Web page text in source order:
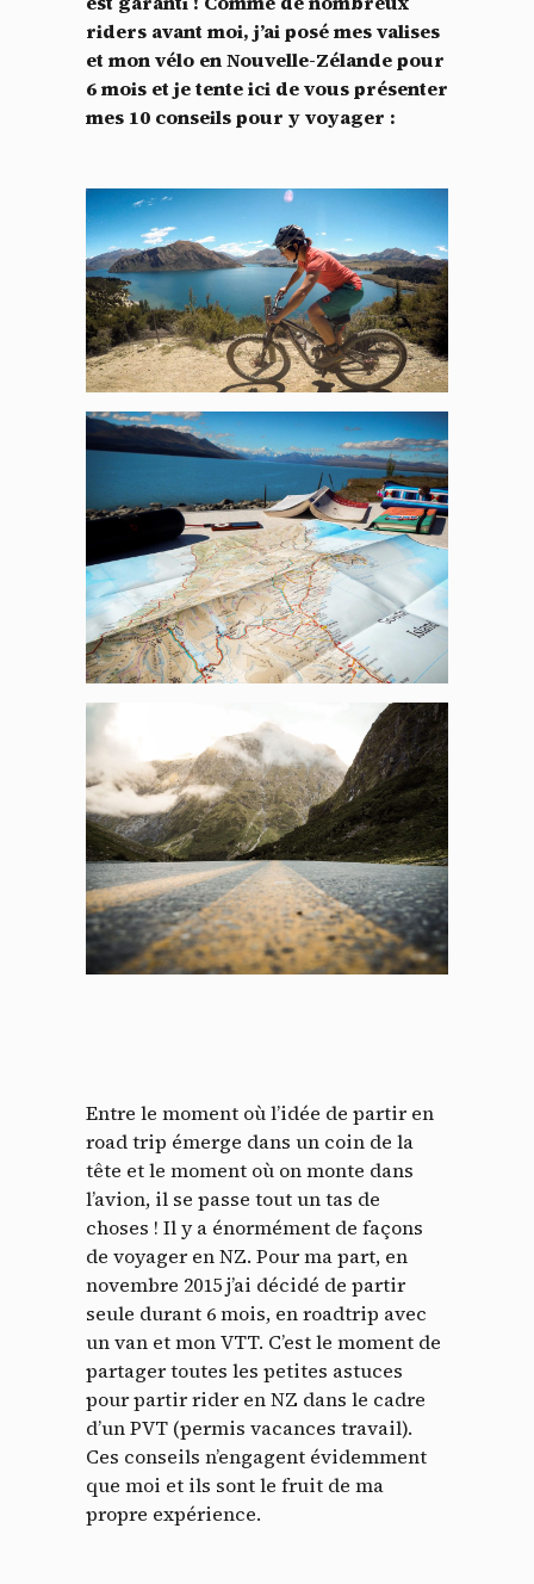
riders avant moi, j’ai posé mes valises
et mon vélo en Nouvelle-Zélande pour
6 mois et je tente ici de vous présenter
mes 10 conseils pour y voyager :
Entre le moment où l’idée de partir en
road trip émerge dans un coin de la
tête et le moment où on monte dans
l’avion, il se passe tout un tas de
choses ! Il y a énormément de façons
de voyager en NZ. Pour ma part, en
novembre 2015 j’ai décidé de partir
seule durant 6 mois, en roadtrip avec
un van et mon VTT. C’est le moment de
partager toutes les petites astuces
pour partir rider en NZ dans le cadre
d’un PVT (permis vacances travail).
Ces conseils n’engagent évidemment
que moi et ils sont le fruit de ma
propre expérience.